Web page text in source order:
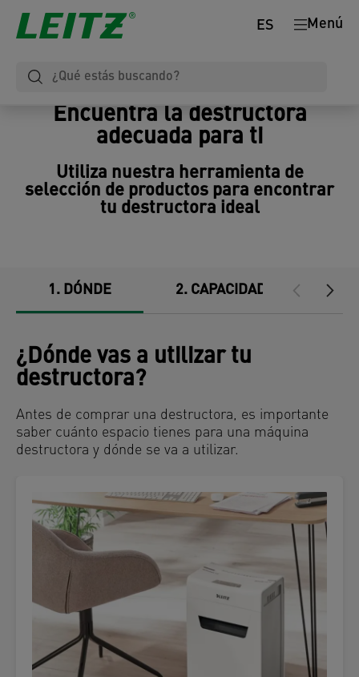
Menú
ES
Encuentra la destructora
adecuada para ti
Utiliza nuestra herramienta de
selección de productos para encontrar
tu destructora ideal
1 DÓNDE 2 CAPACIDAD DE HOJAS
¿Dónde vas a utilizar tu
destructora?
Antes de comprar una destructora, es importante
saber cuánto espacio tienes para una máquina
destructora y dónde se va a utilizar.